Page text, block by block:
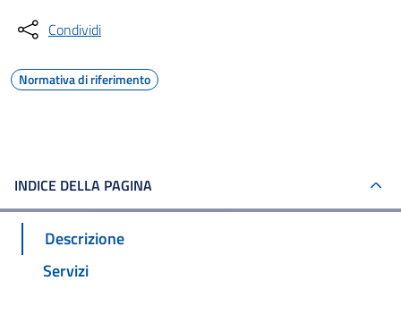
Condividi
Normativa di riferimento
INDICE DELLA PAGINA
Descrizione
Servizi